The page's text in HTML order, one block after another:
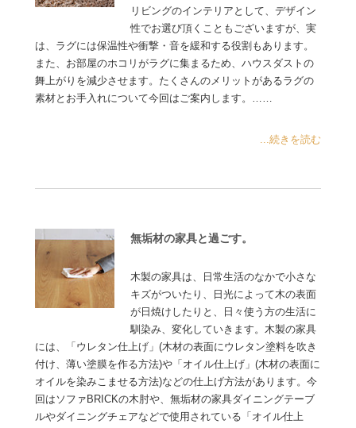
リビングのインテリアとして、デザイン
性でお選び頂くこともございますが、実
は、ラグには保温性や衝撃・音を緩和する役割もあります。
また、お部屋のホコリがラグに集まるため、ハウスダストの
舞上がりを減少させます。たくさんのメリットがあるラグの
素材とお手入れについて今回はご案内します。……
...続きを読む
無垢材の家具と過ごす。
木製の家具は、日常生活のなかで小さな
キズがついたり、日光によって木の表面
が日焼けしたりと、日々使う方の生活に
馴染み、変化していきます。木製の家具
には、「ウレタン仕上げ」(木材の表面にウレタン塗料を吹き
付け、薄い塗膜を作る方法)や「オイル仕上げ」(木材の表面に
オイルを染みこませる方法)などの仕上げ方法があります。今
回はソファBRICKの木肘や、無垢材の家具ダイニングテーブ
ルやダイニングチェアなどで使用されている「オイル仕上